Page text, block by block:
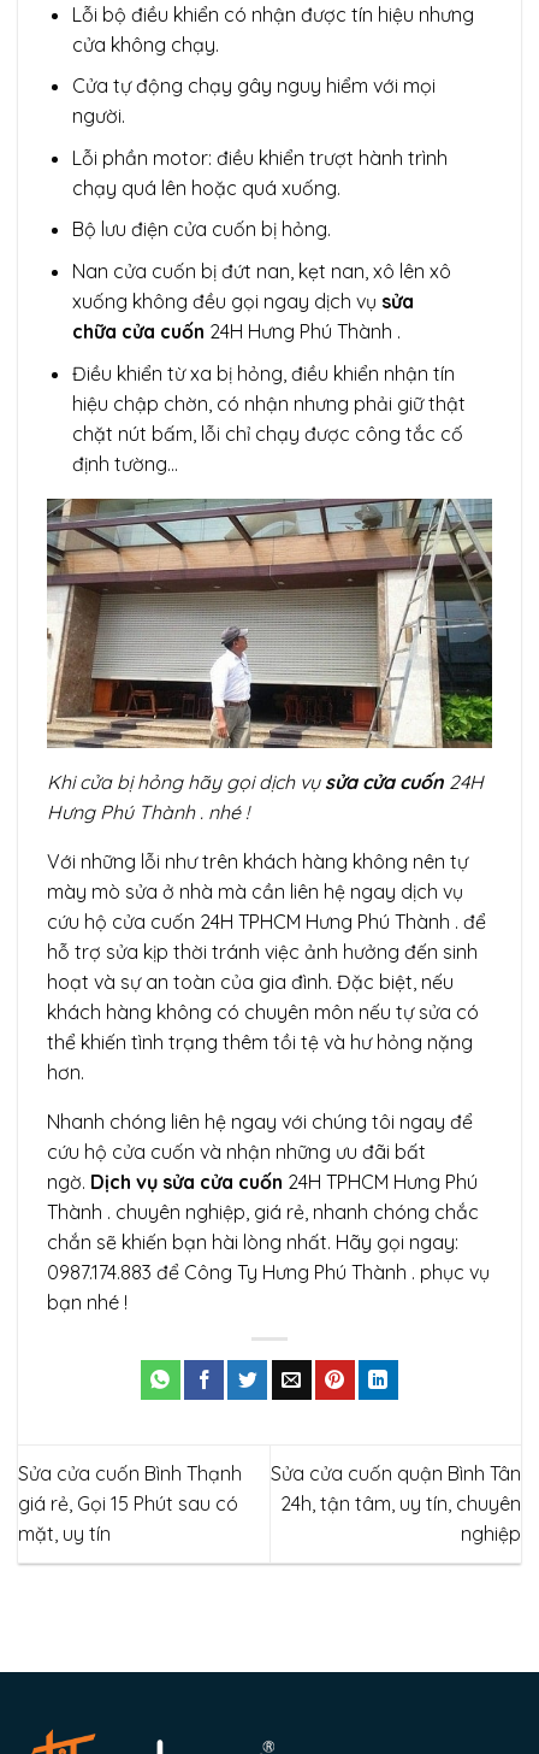
Lỗi bộ điều khiển có nhận được tín hiệu nhưng
cửa không chạy.
Cửa tự động chạy gây nguy hiểm với mọi
người.
Lỗi phần motor: điều khiển trượt hành trình
chạy quá lên hoặc quá xuống.
Bộ lưu điện cửa cuốn bị hỏng.
Nan cửa cuốn bị đứt nan, kẹt nan, xô lên xô
xuống không đều gọi ngay dịch vụ sửa
chữa cửa cuốn 24H Hưng Phú Thành .
Điều khiển từ xa bị hỏng, điều khiển nhận tín
hiệu chập chờn, có nhận nhưng phải giữ thật
chặt nút bấm, lỗi chỉ chạy được công tắc cố
định tường…
Khi cửa bị hỏng hãy gọi dịch vụ sửa cửa cuốn 24H
Hưng Phú Thành . nhé !
Với những lỗi như trên khách hàng không nên tự
mày mò sửa ở nhà mà cần liên hệ ngay dịch vụ
cứu hộ cửa cuốn 24H TPHCM Hưng Phú Thành . để
hỗ trợ sửa kịp thời tránh việc ảnh hưởng đến sinh
hoạt và sự an toàn của gia đình. Đặc biệt, nếu
khách hàng không có chuyên môn nếu tự sửa có
thể khiến tình trạng thêm tồi tệ và hư hỏng nặng
hơn.
Nhanh chóng liên hệ ngay với chúng tôi ngay để
cứu hộ cửa cuốn và nhận những ưu đãi bất
ngờ. Dịch vụ sửa cửa cuốn 24H TPHCM Hưng Phú
Thành . chuyên nghiệp, giá rẻ, nhanh chóng chắc
chắn sẽ khiến bạn hài lòng nhất. Hãy gọi ngay:
0987.174.883 để Công Ty Hưng Phú Thành . phục vụ
bạn nhé !
Sửa cửa cuốn Bình Thạnh
giá rẻ, Gọi 15 Phút sau có
mặt, uy tín
Sửa cửa cuốn quận Bình Tân
24h, tận tâm, uy tín, chuyên
nghiệp